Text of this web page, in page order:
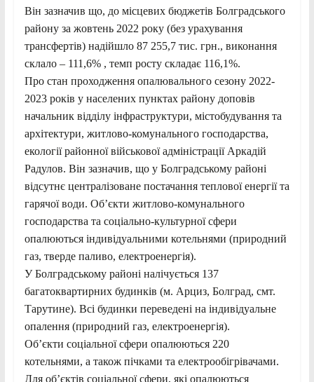
Він зазначив що, до місцевих бюджетів Болградського
району за жовтень 2022 року (без урахування
трансфертів) надійшло 87 255,7 тис. грн., виконання
склало – 111,6% , темп росту складає 116,1%.
Про стан проходження опалювального сезону 2022-
2023 років у населених пунктах району доповів
начальник відділу інфраструктури, містобудування та
архітектури, житлово-комунального господарства,
екології районної військової адміністрації Аркадій
Радулов. Він зазначив, що у Болградському районі
відсутнє централізоване постачання теплової енергії та
гарячої води. Об’єкти житлово-комунального
господарства та соціально-культурної сфери
опалюються індивідуальними котельнями (природний
газ, тверде паливо, електроенергія).
У Болградському районі налічується 137
багатоквартирних будинків (м. Арциз, Болград, смт.
Тарутине). Всі будинки переведені на індивідуальне
опалення (природний газ, електроенергія).
Об’єкти соціальної сфери опалюються 220
котельнями, а також пічками та електрообігрівачами.
Для об’єктів соціальної сфери, які опалюються